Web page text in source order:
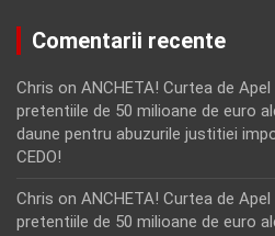
Comentarii recente
Chris on ANCHETA! Curtea de
pretentiile de 50 milioane de euro
daune pentru abuzurile justitiei
CEDO!
Chris on ANCHETA! Curtea de
pretentiile de 50 milioane de euro